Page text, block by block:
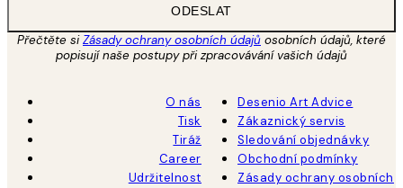
ODESLAT
Přečtěte siZásady ochrany osobních údajů osobních údajů, které
popisují naše postupy při zpracovávání vašich údajů
O nás
Tisk
Tiráž
Career
Udržitelnost
Desenio Art Advice
Zákaznický servis
Sledování objednávky
Obchodní podmínky
Zásady ochrany osobních